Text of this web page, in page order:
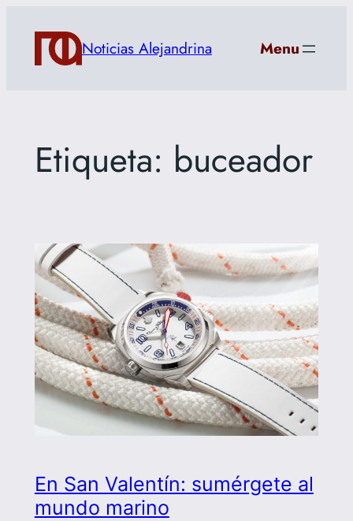
contenido
Noticias Alejandrina Menu
Etiqueta: buceador
En San Valentín: sumérgete al
mundo marino